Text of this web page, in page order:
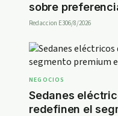
sobre
Redaccion E306/8/2026
NEGOCIOS
Sedanes
redefinen el